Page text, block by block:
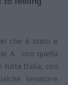
che è stato e
A con quella
tutta Italia, con
senatore